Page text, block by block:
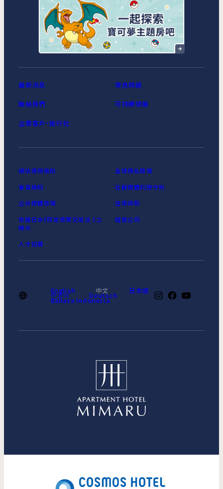
MIMARU東京 浅草STATION
最新消息 常見問題
聯絡我們 可持續發展
企業客戶‧旅行社
網站使用規則 全球隱私政策
會員規約 社群媒體利用守則
公共媒體政策 住宿條款
依據日本《特定商業交易法 》之
標示
經營公司
人才招募
English 中文 日本語
한국어 Deutsch
Bahasa Indonesia